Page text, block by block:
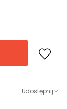
Udostępnij